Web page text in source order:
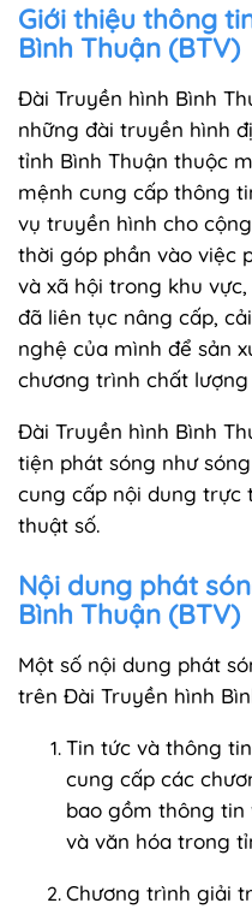
Giới thiệu thông
Bình Thuận (BTV)
Đài Truyền hình Bình
những đài truyền hình
tỉnh Bình Thuận thuộc
mệnh cung cấp thông
vụ truyền hình cho
thời góp phần vào việc
và xã hội trong khu
đã liên tục nâng cấp,
nghệ của mình để sản
chương trình chất
Đài Truyền hình Bình
tiện phát sóng như
cung cấp nội dung trực
thuật số.
Nội dung phát
Bình Thuận (BTV)
Một số nội dung phát
trên Đài Truyền hình
Tin tức và thông
cung cấp các
bao gồm thông tin
và văn hóa trong
Chương trình giải